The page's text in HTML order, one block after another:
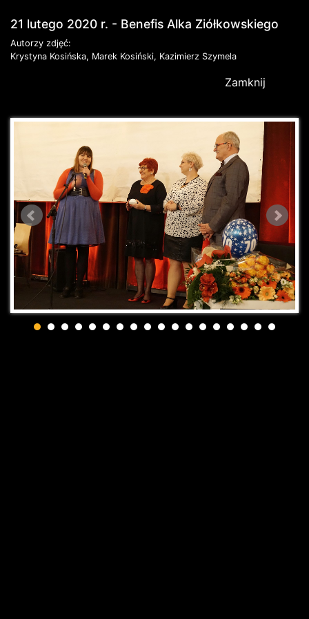
21 lutego 2020 r. - Benefis Alka Ziółkowskiego
Autorzy zdjęć:
Krystyna Kosińska, Marek Kosiński, Kazimierz Szymela
Zamknij